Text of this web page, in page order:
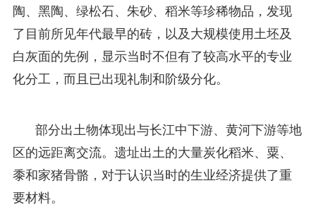
陶、黑陶、绿松石、朱砂、稻米等珍稀物品，发现
了目前所见年代最早的砖，以及大规模使用土坯及
白灰面的先例，显示当时不但有了较高水平的专业
化分工，而且已出现礼制和阶级分化。
部分出土物体现出与长江中下游、黄河下游等地
区的远距离交流。遗址出土的大量炭化稻米、粟、
黍和家猪骨骼，对于认识当时的生业经济提供了重
要材料。